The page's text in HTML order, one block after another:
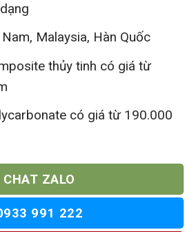
Malaysia, Hàn Quốc
thủy tinh có giá từ
có giá từ 190.000
CHAT ZALO
991 222